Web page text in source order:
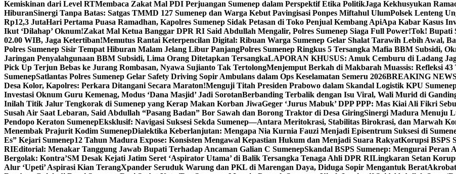
Kemiskinan dari Level RTMembaca Zakat Mal PDI Perjuangan Sumenep dalam Perspektif Etika PolitikJaga Kekhusyukan
HiburanSinergi Tanpa Batas: Satgas TMMD 127 Sumenep dan Warga Kebut Pavingisasi Ponpes Miftahul UlumPolsek Lenteng
Rp12,3 JutaHari Pertama Puasa Ramadhan, Kapolres Sumenep Sidak Petasan di Toko Penjual Kembang ApiApa Kabar Kasus
Ikut ‘Dilahap’ Oknum!Zakat Mal Ketua Banggar DPR RI Said Abdullah Mengalir, Polres Sumenep Siaga Full Power!Tok! Bupati
02.00 WIB, Jaga Ketertiban!Memutus Rantai Keterpencilan Digital: Ribuan Warga Sumenep Gelar Shalat Tarawih Lebih Awal,
Polres Sumenep Sisir Tempat Hiburan Malam Jelang Libur PanjangPolres Sumenep Ringkus 5 Tersangka Mafia BBM Subsidi,
Jaringan Penyalahgunaan BBM Subsidi, Lima Orang Ditetapkan TersangkaLAPORAN KHUSUS: Amuk Cemburu di Ladang
Pick Up Terjun Bebas ke Jurang Rombasan, Nyawa Sujianto Tak TertolongMenjemput Berkah di Makbarah Muassis: Refleksi
SumenepSatlantas Polres Sumenep Gelar Safety Driving Sopir Ambulans dalam Ops Keselamatan Semeru 2026BREAKING
Desa Kolor, Kapolres: Perkara Ditangani Secara Maraton!Menguji Titah Presiden Prabowo dalam Skandal Logistik KPU
Investasi Oknum Guru Kemenag, Modus ‘Dana Masjid’ Jadi SorotanBerbanding Terbalik dengan Isu Viral, Wali Murid di
Inilah Titik Jalur Tengkorak di Sumenep yang Kerap Makan Korban JiwaGeger ‘Jurus Mabuk’ DPP PPP: Mas Kiai Ali Fikri
Susah Air Saat Lebaran, Said Abdullah “Pasang Badan” Bor Sawah dan Borong Traktor di Desa GiringSinergi Madura Menuju
Pendopo Keraton SumenepEksklusif: Navigasi Suksesi Sekda Sumenep—Antara Meritokrasi, Stabilitas Birokrasi, dan Marwah
Menembak Prajurit Kodim SumenepDialektika Keberlanjutan: Mengapa Nia Kurnia Fauzi Menjadi Episentrum Suksesi di
Es” Kejari Sumenep12 Tahun Madura Expose: Konsisten Mengawal Kepastian Hukum dan Menjadi Suara RakyatKorupsi BSPS
RIEditorial: Menakar Tanggung Jawab Bupati Terhadap Ancaman Galian C SumenepSkandal BSPS Sumenep: Mengurai Peran
Bergolak: Kontra’SM Desak Kejati Jatim Seret ‘Aspirator Utama’ di Balik Tersangka Tenaga Ahli DPR RILingkaran Setan
Alur ‘Upeti’ Aspirasi Kian TerangXpander Seruduk Warung dan PKL di Marengan Daya, Diduga Sopir Mengantuk Berat